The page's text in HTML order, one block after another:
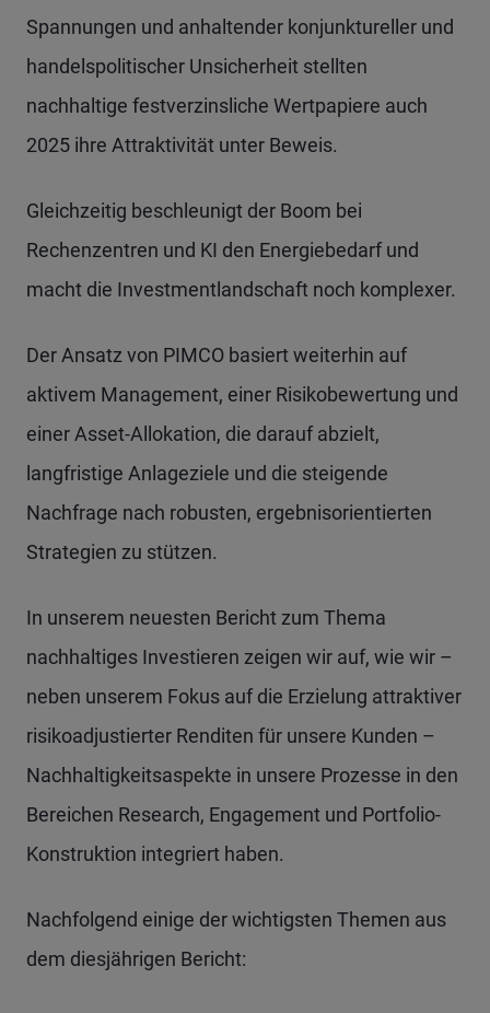
Spannungen und anhaltender konjunktureller und
handelspolitischer Unsicherheit stellten
nachhaltige festverzinsliche Wertpapiere auch
2025 ihre Attraktivität unter Beweis.
Gleichzeitig beschleunigt der Boom bei
Rechenzentren und KI den Energiebedarf und
macht die Investmentlandschaft noch komplexer.
Der Ansatz von PIMCO basiert weiterhin auf
aktivem Management, einer Risikobewertung und
einer Asset-Allokation, die darauf abzielt,
langfristige Anlageziele und die steigende
Nachfrage nach robusten, ergebnisorientierten
Strategien zu stützen.
In unserem neuesten Bericht zum Thema
nachhaltiges Investieren zeigen wir auf, wie wir –
neben unserem Fokus auf die Erzielung attraktiver
risikoadjustierter Renditen für unsere Kunden –
Nachhaltigkeitsaspekte in unsere Prozesse in den
Bereichen Research, Engagement und Portfolio-
Konstruktion integriert haben.
Nachfolgend einige der wichtigsten Themen aus
dem diesjährigen Bericht: